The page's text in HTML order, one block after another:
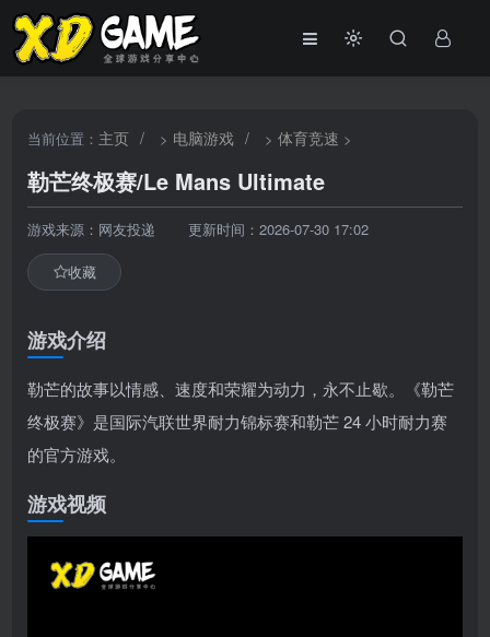
当前位置： 主页 / > 电脑游戏 / >体育竞速 >
勒芒终极赛/Le Mans Ultimate
游戏来源：网友投递 更新时间：2026-07-30 17:02
收藏
游戏介绍
勒芒的故事以情感、速度和荣耀为动力，永不止歇。《勒芒
终极赛》是国际汽联世界耐力锦标赛和勒芒 24 小时耐力赛
的官方游戏。
游戏视频